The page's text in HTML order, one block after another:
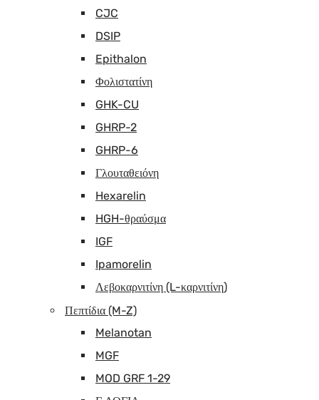
CJC
DSIP
Epithalon
Φολιστατίνη
GHK-CU
GHRP-2
GHRP-6
Γλουταθειόνη
Hexarelin
HGH-θραύσμα
IGF
Ipamorelin
Λεβοκαρνιτίνη (L-καρνιτίνη)
Πεπτίδια (M-Z)
Melanotan
MGF
MOD GRF 1-29